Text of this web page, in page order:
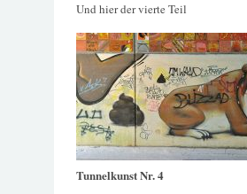
Und hier der vierte Teil
Tunnelkunst Nr. 4